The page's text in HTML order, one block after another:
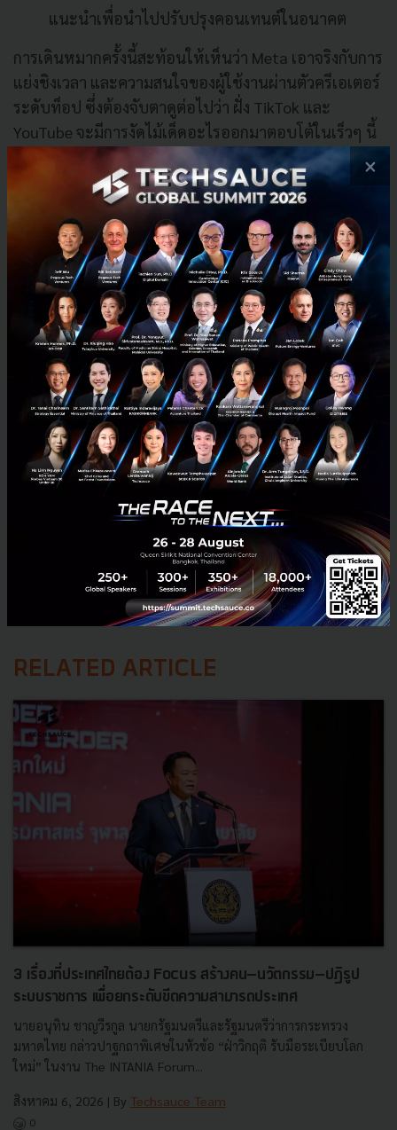
แนะนำเพื่อนำไปปรับปรุงคอนเทนต์ในอนาคต
การเดินหมากครั้งนี้สะท้อนให้เห็นว่า Meta เอาจริงกับการ
แย่งชิงเวลา และความสนใจของผู้ใช้งานผ่านตัวครีเอเตอร์
ระดับท็อป ซึ่งต้องจับตาดูต่อไปว่า ฝั่ง TikTok และ
YouTube จะมีการงัดไม้เด็ดอะไรออกมาตอบโต้ในเร็วๆ นี้
techcrunch
facebook Creator Fast Track
No comment
RELATED ARTICLE
3 เรื่องที่ประเทศไทยต้อง Focus สร้างคน–นวัตกรรม–ปฏิรูป
ระบบราชการ เพื่อยกระดับขีดความสามารถประเทศ
นายอนุทิน ชาญวีรกูล นายกรัฐมนตรีและรัฐมนตรีว่าการกระทรวง
มหาดไทย กล่าวปาฐกถาพิเศษในหัวข้อ “ฝ่าวิกฤติ รับมือระเบียบโลก
ใหม่” ในงาน The INTANIA Forum...
สิงหาคม 6, 2026 | By Techsauce Team
0
×